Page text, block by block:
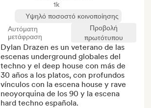
1k
Υψηλό ποσοστό κοινοποίησης
Αυτόματη
μετάφραση
Προβολή
πρωτότυπου
Dylan Drazen es un veterano de las
escenas underground globales del
techno y el deep house con más de
30 años a los platos, con profundos
vínculos con la escena house y rave
neoyorquina de los 90 y la escena
hard techno española.